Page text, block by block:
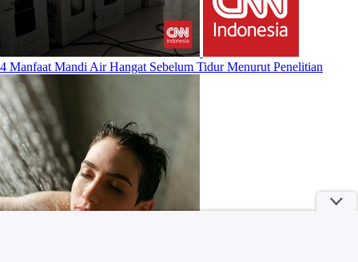
4 Manfaat Mandi Air Hangat Sebelum Tidur Menurut Penelitian